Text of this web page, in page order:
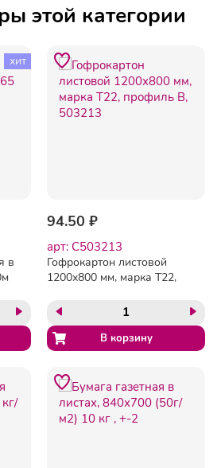
этой категории
хит
в
94.50 ₽
арт: C503213
Гофрокартон листовой
1200х800 мм, марка Т22,